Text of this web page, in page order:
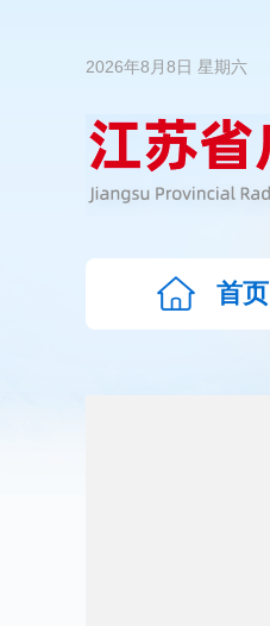
2026年8月8日 星期六
首页